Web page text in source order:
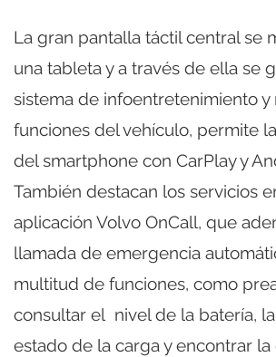
La gran pantalla táctil central se
una tableta y a través de ella se
sistema de infoentretenimiento y
funciones del vehículo, permite
del smartphone con CarPlay y
También destacan los servicios
aplicación Volvo OnCall, que
llamada de emergencia
multitud de funciones, como
consultar el nivel de la batería,
estado de la carga y encontrar